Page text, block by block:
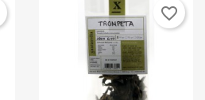
favorite_border